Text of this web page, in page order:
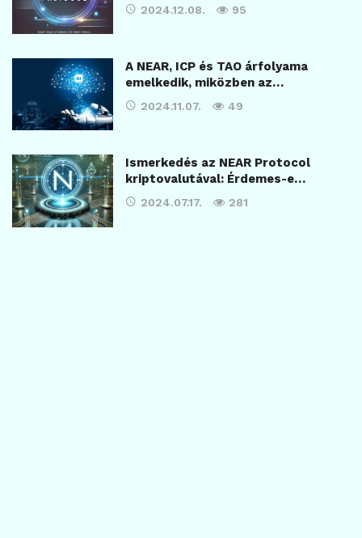
2024.12.08. 95
A NEAR, ICP és TAO árfolyama
emelkedik, miközben az…
2024.11.07. 49
Ismerkedés az NEAR Protocol
kriptovalutával: Érdemes-e…
2024.07.17. 281